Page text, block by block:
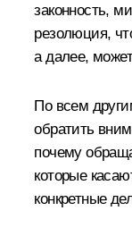
законность,
резолюция,
а далее,
По всем
обратить
почему
которые
конкретные